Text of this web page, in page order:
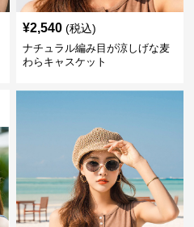
¥2,540 (税込)
ナチュラル編み目が涼しげな麦
わらキャスケット